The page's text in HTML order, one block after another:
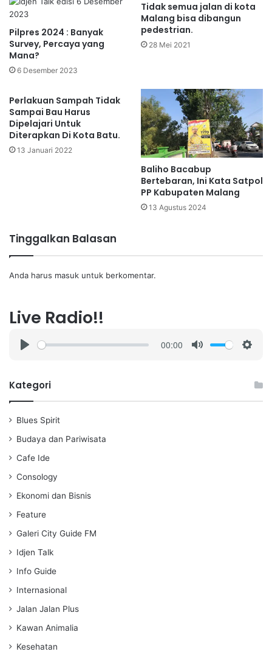
Pilpres 2024 : Banyak
Survey, Percaya yang
Mana?
6 Desember 2023
Tidak semua jalan di kota
Malang bisa dibangun
pedestrian.
28 Mei 2021
Perlakuan Sampah Tidak
Sampai Bau Harus
Dipelajari Untuk
Diterapkan Di Kota Batu.
13 Januari 2022
Baliho Bacabup
Bertebaran, Ini Kata Satpol
PP Kabupaten Malang
13 Agustus 2024
Tinggalkan Balasan
Anda harus masuk untuk berkomentar.
Live Radio!!
a
00:00
Kategori
Blues Spirit
Budaya dan Pariwisata
Cafe Ide
Consology
Ekonomi dan Bisnis
Feature
Galeri City Guide FM
Idjen Talk
Info Guide
Internasional
Jalan Jalan Plus
Kawan Animalia
Kesehatan